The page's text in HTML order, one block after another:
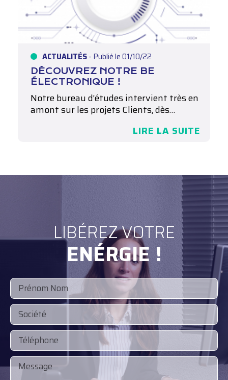
ACTUALITÉS- Publié le 01/10/22
DÉCOUVREZ NOTRE BE
ÉLECTRONIQUE !
Notre bureau d’études intervient très en
amont sur les projets Clients, dès…
LIRE LA SUITE
LIBÉREZ VOTRE
ENÉRGIE !